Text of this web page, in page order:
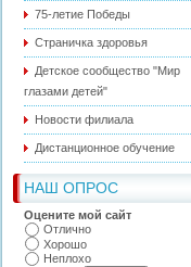
75-летие Победы
Страничка здоровья
Детское сообщество "Мир
глазами детей"
Новости филиала
Дистанционное обучение
НАШ ОПРОС
Оцените мой сайт
Отлично
Хорошо
Неплохо